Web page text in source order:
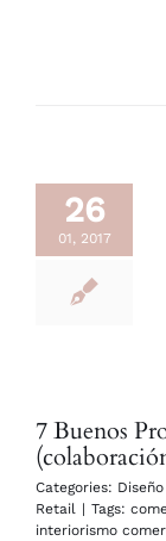
26
01, 2017
7 Buenos
Categories:
Retail | Tags:
interiorismo